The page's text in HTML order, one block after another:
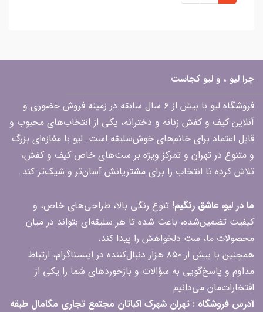
چرا لیو ، و لیو کجاست
فروشگاه لیو با بیش از ۶ سال سابقه در زمینه فروش حضوری و
آنلاین کیف و کفش زنانه و دخترانه، یکی از انتخاب‌های محبوب و
قابل اعتماد برای خانم‌های خوش‌سلیقه است. لیو با مغازه‌ای بزرگ
و متنوع در تهران و تمرکز ویژه بر ست‌های خاص کیف و کفش،
تلاش کرده تا انتخاب را برای مشتریانش آسان‌تر و شیک‌تر کند.
ما در لیو، عاشق رنگیم! تنوع رنگی بالا، طراحی‌های خاص، و
کیفیت تضمین‌شده، باعث شده تا هر سلیقه‌ای بتواند در میان
محصولات ما، ست دلخواهش را پیدا کند.
همچنین با بیش از ۸۵۰ هزار دنبال‌کننده در اینستاگرام، ارتباط
مداوم و پاسخ‌گویی به سؤالات و بازخوردهای شما را یکی از
افتخارات‌مان می‌دانیم
آدرس فروشگاه : تهران شهرک اکباتان مجتمع تجاری مگامال طبقه